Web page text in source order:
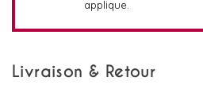
applique.
Livraison & Retour